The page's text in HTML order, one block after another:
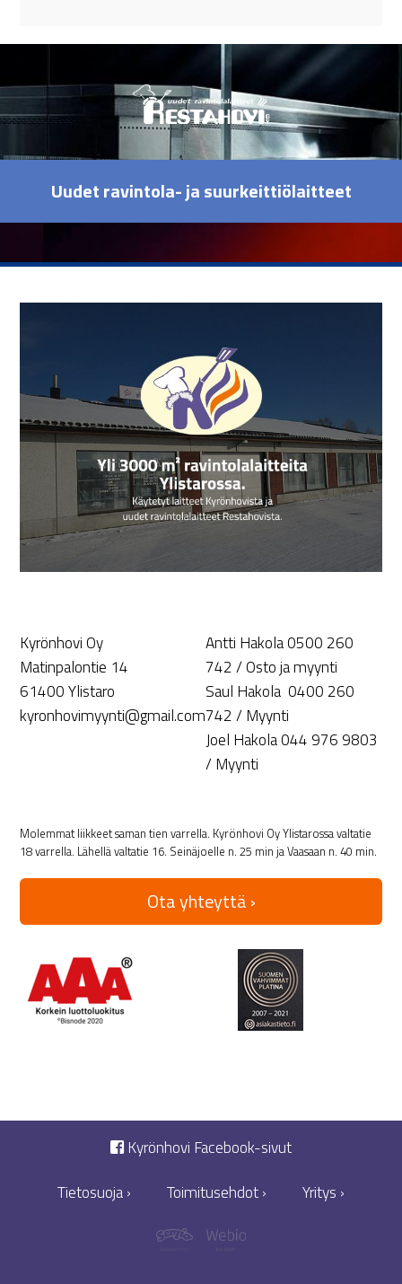
Uudet ravintola- ja suurkeittiölaitteet
Kyrönhovi Oy
Matinpalontie 14
61400 Ylistaro
kyronhovimyynti@gmail.com
Antti Hakola 0500 260
742 / Osto ja myynti
Saul Hakola 0400 260
742 / Myynti
Joel Hakola 044 976 9803
/ Myynti
Molemmat liikkeet saman tien varrella. Kyrönhovi Oy Ylistarossa valtatie
18 varrella. Lähellä valtatie 16. Seinäjoelle n. 25 min ja Vaasaan n. 40 min.
Ota yhteyttä ›
Kyrönhovi Facebook-sivut
Tietosuoja ›
Toimitusehdot › Yritys ›